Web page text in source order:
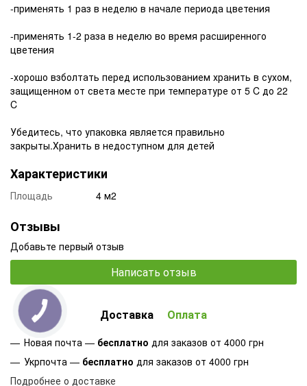
-применять 1 раз в неделю в начале периода цветения
-применять 1-2 раза в неделю во время расширенного
цветения
-хорошо взболтать перед использованием хранить в сухом,
защищенном от света месте при температуре от 5 C до 22
C
Убедитесь, что упаковка является правильно
закрыты.Хранить в недоступном для детей
Характеристики
Площадь 4 м2
Отзывы
Добавьте первый отзыв
Написать отзыв
Доставка Оплата
Новая почта — бесплатно для заказов от 4000 грн
Укрпочта — бесплатно для заказов от 4000 грн
Подробнее о доставке